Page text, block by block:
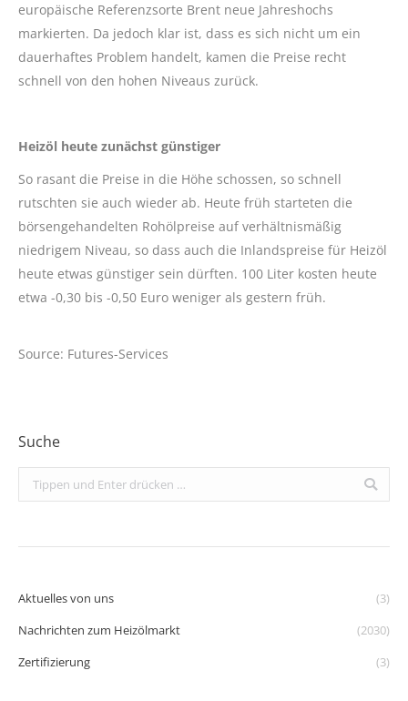
europäische Referenzsorte Brent neue Jahreshochs
markierten. Da jedoch klar ist, dass es sich nicht um ein
dauerhaftes Problem handelt, kamen die Preise recht
schnell von den hohen Niveaus zurück.
Heizöl heute zunächst günstiger
So rasant die Preise in die Höhe schossen, so schnell
rutschten sie auch wieder ab. Heute früh starteten die
börsengehandelten Rohölpreise auf verhältnismäßig
niedrigem Niveau, so dass auch die Inlandspreise für Heizöl
heute etwas günstiger sein dürften. 100 Liter kosten heute
etwa -0,30 bis -0,50 Euro weniger als gestern früh.
Source: Futures-Services
Suche
Search:
Aktuelles von uns
(3)
Nachrichten zum Heizölmarkt
(2030)
Zertifizierung
(3)